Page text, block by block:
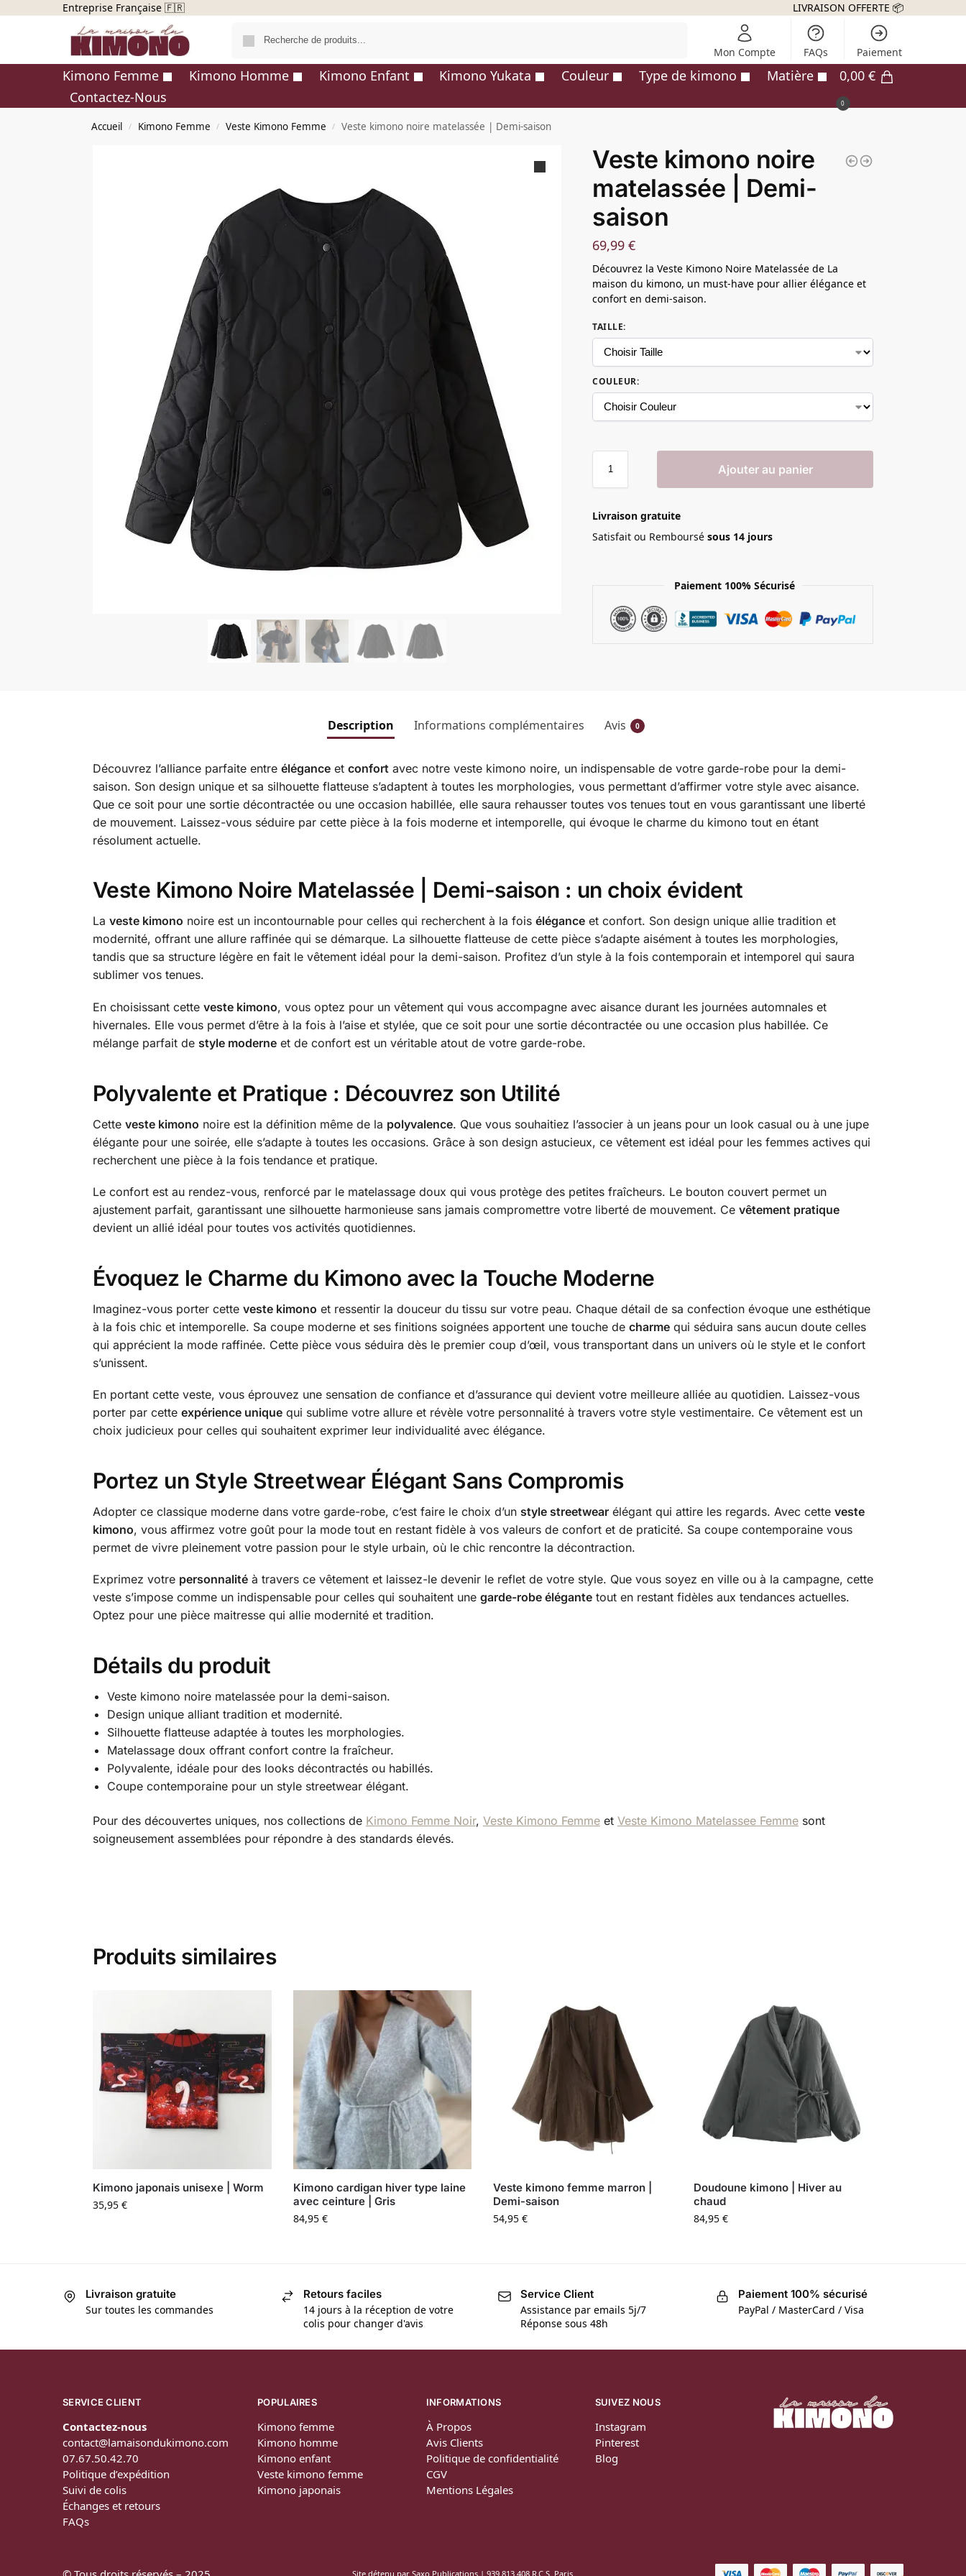
Entreprise Française 🇫🇷 LIVRAISON OFFERTE 📦
Mon Compte FAQs Paiement
Kimono Femme Kimono Homme Kimono Enfant Kimono Yukata Couleur Type de kimono
Matière
Contactez-Nous
0,00 €
0
Accueil / Kimono Femme / Veste Kimono Femme / Veste kimono noire matelassée | Demi-saison
Veste kimono noire
matelassée | Demi-
saison
69,99€
Découvrez la Veste Kimono Noire Matelassée de La
maison du kimono, un must-have pour allier élégance et
confort en demi-saison.
TAILLE:
COULEUR:
Ajouter au panier
Livraison gratuite
Satisfait ou Remboursésous 14 jours
Paiement 100% Sécurisé
Description Informations complémentaires Avis 0
Découvrez l’alliance parfaite entre éléganceet confort avec notre veste kimono noire, un indispensable de votre garde-robe pour la demi-
saison. Son design unique et sa silhouette flatteuse s’adaptent à toutes les morphologies, vous permettant d’affirmer votre style avec aisance.
Que ce soit pour une sortie décontractée ou une occasion habillée, elle saura rehausser toutes vos tenues tout en vous garantissant une liberté
de mouvement. Laissez-vous séduire par cette pièce à la fois moderne et intemporelle, qui évoque le charme du kimono tout en étant
résolument actuelle.
Veste Kimono Noire Matelassée | Demi-saison : un choix évident
La veste kimono noire est un incontournable pour celles qui recherchent à la fois éléganceet confort. Son design unique allie tradition et
modernité, offrant une allure raffinée qui se démarque. La silhouette flatteuse de cette pièce s’adapte aisément à toutes les morphologies,
tandis que sa structure légère en fait le vêtement idéal pour la demi-saison. Profitez d’un style à la fois contemporain et intemporel qui saura
sublimer vos tenues.
En choisissant cette veste kimono, vous optez pour un vêtement qui vous accompagne avec aisance durant les journées automnales et
hivernales. Elle vous permet d’être à la fois à l’aise et stylée, que ce soit pour une sortie décontractée ou une occasion plus habillée. Ce
mélange parfait de style moderneet de confort est un véritable atout de votre garde-robe.
Polyvalente et Pratique : Découvrez son Utilité
Cette veste kimono noire est la définition même de la polyvalence. Que vous souhaitiez l’associer à un jeans pour un look casual ou à une jupe
élégante pour une soirée, elle s’adapte à toutes les occasions. Grâce à son design astucieux, ce vêtement est idéal pour les femmes actives qui
recherchent une pièce à la fois tendance et pratique.
Le confort est au rendez-vous, renforcé par le matelassage doux qui vous protège des petites fraîcheurs. Le bouton couvert permet un
ajustement parfait, garantissant une silhouette harmonieuse sans jamais compromettre votre liberté de mouvement. Ce vêtement pratique
devient un allié idéal pour toutes vos activités quotidiennes.
Évoquez le Charme du Kimono avec la Touche Moderne
Imaginez-vous porter cette veste kimono et ressentir la douceur du tissu sur votre peau. Chaque détail de sa confection évoque une esthétique
à la fois chic et intemporelle. Sa coupe moderne et ses finitions soignées apportent une touche de charmequi séduira sans aucun doute celles
qui apprécient la mode raffinée. Cette pièce vous séduira dès le premier coup d’œil, vous transportant dans un univers où le style et le confort
s’unissent.
En portant cette veste, vous éprouvez une sensation de confiance et d’assurance qui devient votre meilleure alliée au quotidien. Laissez-vous
porter par cette expérience uniquequi sublime votre allure et révèle votre personnalité à travers votre style vestimentaire. Ce vêtement est un
choix judicieux pour celles qui souhaitent exprimer leur individualité avec élégance.
Portez un Style Streetwear Élégant Sans Compromis
Adopter ce classique moderne dans votre garde-robe, c’est faire le choix d’un style streetwearélégant qui attire les regards. Avec cette veste
kimono, vous affirmez votre goût pour la mode tout en restant fidèle à vos valeurs de confort et de praticité. Sa coupe contemporaine vous
permet de vivre pleinement votre passion pour le style urbain, où le chic rencontre la décontraction.
Exprimez votre personnalitéà travers ce vêtement et laissez-le devenir le reflet de votre style. Que vous soyez en ville ou à la campagne, cette
veste s’impose comme un indispensable pour celles qui souhaitent une garde-robe élégantetout en restant fidèles aux tendances actuelles.
Optez pour une pièce maitresse qui allie modernité et tradition.
Détails du produit
Veste kimono noire matelassée pour la demi-saison.
Design unique alliant tradition et modernité.
Silhouette flatteuse adaptée à toutes les morphologies.
Matelassage doux offrant confort contre la fraîcheur.
Polyvalente, idéale pour des looks décontractés ou habillés.
Coupe contemporaine pour un style streetwear élégant.
Pour des découvertes uniques, nos collections de Kimono Femme Noir, Veste Kimono Femmeet Veste Kimono Matelassee Femmesont
soigneusement assemblées pour répondre à des standards élevés.
Produits similaires
Kimono japonais unisexe | Worm
35,95 €
Kimono cardigan hiver type laine
avec ceinture | Gris
84,95 €
Veste kimono femme marron |
Demi-saison
54,95€
Doudoune kimono | Hiver au
chaud
84,95€
Livraison gratuite
Sur toutes les commandes
Retours faciles
14 jours à la réception de votre
colis pour changer d'avis
Service Client
Assistance par emails 5j/7
Réponse sous 48h
Paiement 100% sécurisé
PayPal / MasterCard / Visa
SERVICE CLIENT
Contactez-nous
contact@lamaisondukimono.com
07.67.50.42.70
Politique d’expédition
Suivi de colis
Échanges et retours
FAQs
POPULAIRES
Kimono femme
Kimono homme
Kimono enfant
Veste kimono femme
Kimono japonais
INFORMATIONS
À Propos
Avis Clients
Politique de confidentialité
CGV
Mentions Légales
SUIVEZ NOUS
Instagram
Pinterest
Blog
Site détenu par Saxo Publications | 939 813 408 R.C.S. Paris